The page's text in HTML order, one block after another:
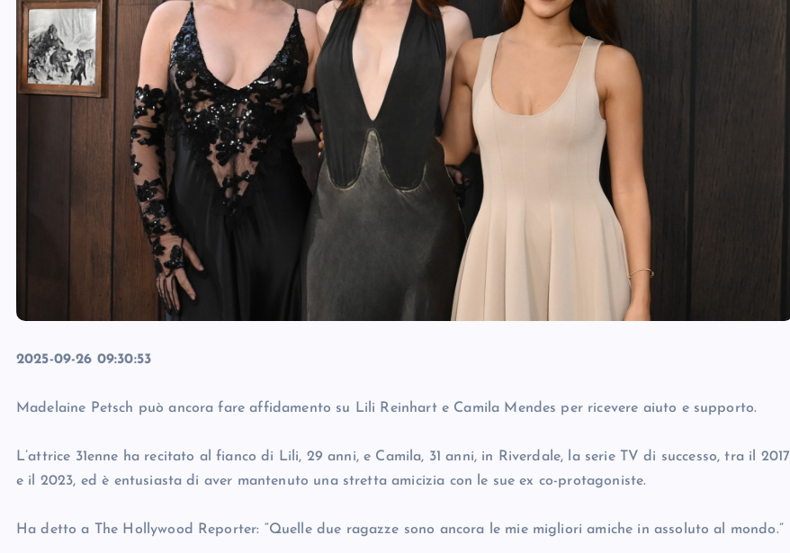
2025-09-26 09:30:53
Madelaine Petsch può ancora fare affidamento su Lili Reinhart e Camila Mendes per ricevere aiuto e supporto.
L’attrice 31enne ha recitato al fianco di Lili, 29 anni, e Camila, 31 anni, in Riverdale, la serie TV di successo, tra il 2017
e il 2023, ed è entusiasta di aver mantenuto una stretta amicizia con le sue ex co-protagoniste.
Ha detto a The Hollywood Reporter: “Quelle due ragazze sono ancora le mie migliori amiche in assoluto al mondo.”